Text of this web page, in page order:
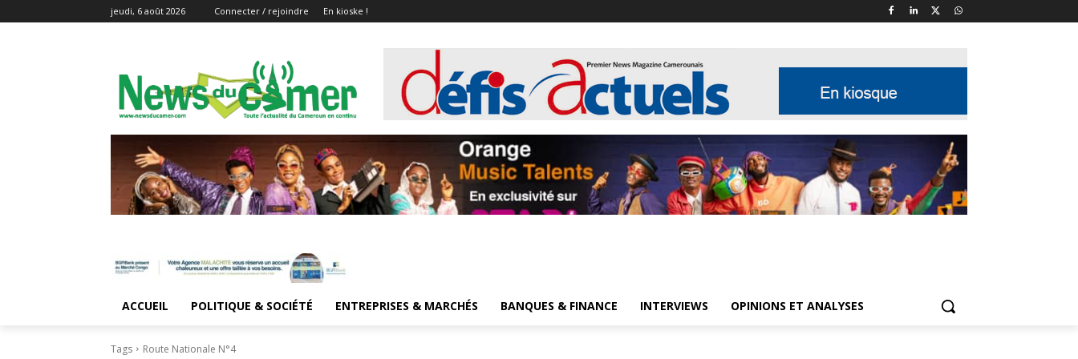
jeudi, 6 août 2026 Connecter / rejoindre En kioske !
ACCUEIL POLITIQUE & SOCIÉTÉ ENTREPRISES & MARCHÉS BANQUES & FINANCE INTERVIEWS OPINIONS ET ANALYSES
Tags Route Nationale N°4